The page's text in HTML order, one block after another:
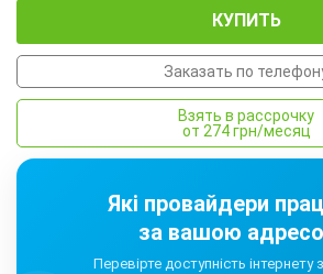
КУПИТЬ
Заказать по
Взять в рассрочку
от 274 грн/месяц
Які провайдери
за вашою
Перевірте доступність інтернету